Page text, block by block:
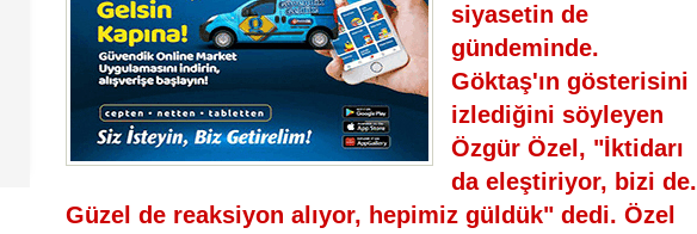
siyasetin de
gündeminde.
Göktaş'ın gösterisini
izlediğini söyleyen
Özgür Özel, "İktidarı
da eleştiriyor, bizi de.
Güzel de reaksiyon alıyor, hepimiz güldük" dedi. Özel